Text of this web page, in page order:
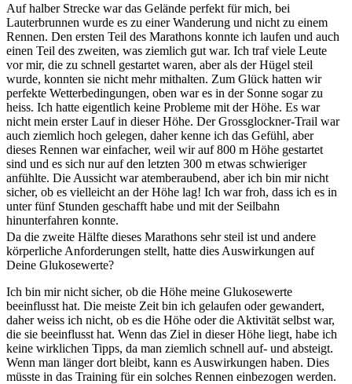
Auf halber Strecke war das Gelände perfekt für mich, bei
Lauterbrunnen wurde es zu einer Wanderung und nicht zu einem
Rennen. Den ersten Teil des Marathons konnte ich laufen und auch
einen Teil des zweiten, was ziemlich gut war. Ich traf viele Leute
vor mir, die zu schnell gestartet waren, aber als der Hügel steil
wurde, konnten sie nicht mehr mithalten. Zum Glück hatten wir
perfekte Wetterbedingungen, oben war es in der Sonne sogar zu
heiss. Ich hatte eigentlich keine Probleme mit der Höhe. Es war
nicht mein erster Lauf in dieser Höhe. Der Grossglockner-Trail war
auch ziemlich hoch gelegen, daher kenne ich das Gefühl, aber
dieses Rennen war einfacher, weil wir auf 800 m Höhe gestartet
sind und es sich nur auf den letzten 300 m etwas schwieriger
anfühlte. Die Aussicht war atemberaubend, aber ich bin mir nicht
sicher, ob es vielleicht an der Höhe lag! Ich war froh, dass ich es in
unter fünf Stunden geschafft habe und mit der Seilbahn
hinunterfahren konnte.
Da die zweite Hälfte dieses Marathons sehr steil ist und andere
körperliche Anforderungen stellt, hatte dies Auswirkungen auf
Deine Glukosewerte?
Ich bin mir nicht sicher, ob die Höhe meine Glukosewerte
beeinflusst hat. Die meiste Zeit bin ich gelaufen oder gewandert,
daher weiss ich nicht, ob es die Höhe oder die Aktivität selbst war,
die sie beeinflusst hat. Wenn das Ziel in dieser Höhe liegt, habe ich
keine wirklichen Tipps, da man ziemlich schnell auf- und absteigt.
Wenn man länger dort bleibt, kann es Auswirkungen haben. Dies
müsste in das Training für ein solches Rennen einbezogen werden.